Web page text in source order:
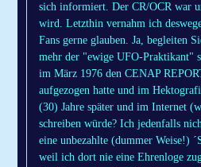
sich informiert. Der CR/OCR war
wird. Letzthin vernahm ich
Fans gerne glauben. Ja, begleiten
mehr der "ewige UFO-Praktikant"
im März 1976 den CENAP
aufgezogen hatte und im
(30) Jahre später und im Internet
schreiben würde? Ich jedenfalls
eine unbezahlte (dummer Weise!)
weil ich dort nie eine Ehrenloge